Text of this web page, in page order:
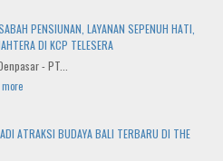
PENSIUNAN, LAYANAN SEPENUH HATI,
DI KCP TELESERA
- PT...
ATRAKSI BUDAYA BALI TERBARU DI THE